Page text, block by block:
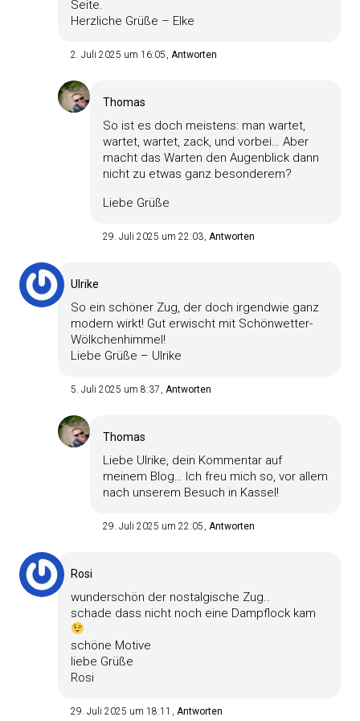
Seite.
Herzliche Grüße – Elke
2. Juli 2025 um 16:05 Antworten
Thomas
So ist es doch meistens: man wartet,
wartet, wartet, zack, und vorbei… Aber
macht das Warten den Augenblick dann
nicht zu etwas ganz besonderem?
Liebe Grüße
29. Juli 2025 um 22:03 Antworten
Ulrike
So ein schöner Zug, der doch irgendwie ganz
modern wirkt! Gut erwischt mit Schönwetter-
Wölkchenhimmel!
Liebe Grüße – Ulrike
5. Juli 2025 um 8:37 Antworten
Thomas
Liebe Ulrike, dein Kommentar auf
meinem Blog… Ich freu mich so, vor allem
nach unserem Besuch in Kassel!
29. Juli 2025 um 22:05 Antworten
Rosi
wunderschön der nostalgische Zug..
schade dass nicht noch eine Dampflock kam
schöne Motive
liebe Grüße
Rosi
29. Juli 2025 um 18:11 Antworten